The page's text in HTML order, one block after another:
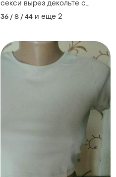
секси вырез декольте с
чокером короткая футболка
стрейч h&m
36 / S / 44 и еще 2